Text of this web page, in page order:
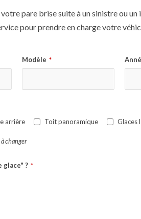
pare brise suite à un sinistre ou
pour prendre en charge votre
Modèle *
arrière Toit panoramique Glaces
changer
glace" ? *